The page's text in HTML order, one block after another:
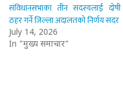
संविधानसभाका तीन सदस्यलाई दोषी
ठहर गर्ने जिल्ला अदालतको निर्णय सदर
July 14, 2026
In "मुख्य समाचार"